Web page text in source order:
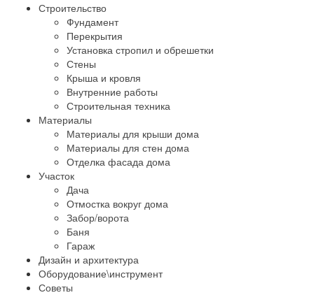
Строительство
Фундамент
Перекрытия
Установка стропил и обрешетки
Стены
Крыша и кровля
Внутренние работы
Строительная техника
Материалы
Материалы для крыши дома
Материалы для стен дома
Отделка фасада дома
Участок
Дача
Отмостка вокруг дома
Забор/ворота
Баня
Гараж
Дизайн и архитектура
Оборудование\инструмент
Советы